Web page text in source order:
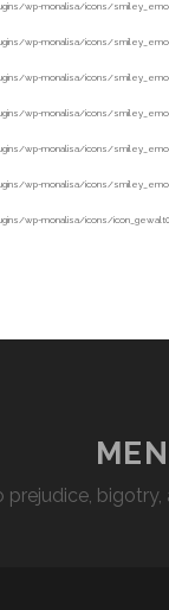
prejudice,